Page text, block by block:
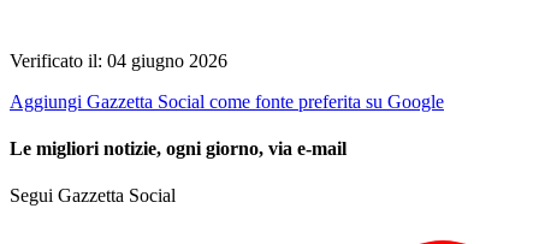
Verificato il: 04 giugno 2026
Aggiungi Gazzetta Social come fonte preferita su Google
Le migliori notizie, ogni giorno, via e-mail
Segui Gazzetta Social